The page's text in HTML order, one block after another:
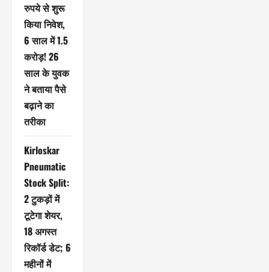
रुपये से शुरू
किया निवेश,
6 साल में 1.5
करोड़! 26
साल के युवक
ने बताया पैसे
बढ़ाने का
तरीका
Kirloskar
Pneumatic
Stock Split:
2 टुकड़ों में
टूटेगा शेयर,
18 अगस्त
रिकॉर्ड डेट; 6
महीनों में